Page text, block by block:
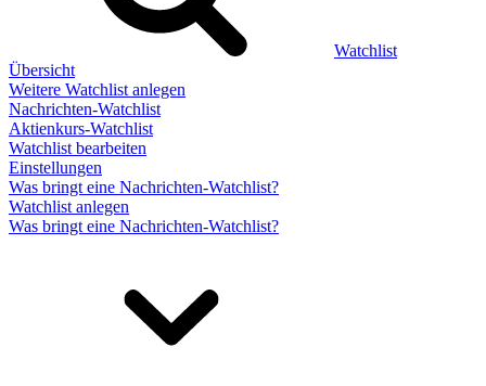
Watchlist
Übersicht
Weitere Watchlist anlegen
Nachrichten-Watchlist
Aktienkurs-Watchlist
Watchlist bearbeiten
Einstellungen
Was bringt eine Nachrichten-Watchlist?
Watchlist anlegen
Was bringt eine Nachrichten-Watchlist?